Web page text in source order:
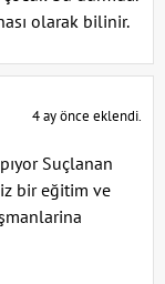
olarak bilinir.
4 ay önce eklendi.
Suçlanan
bir eğitim ve